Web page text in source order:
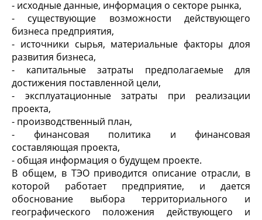
- исходные данные, информация о секторе рынка,
- существующие возможности действующего
бизнеса предприятия,
- источники сырья, материальные факторы длоя
развития бизнеса,
- капитальные затраты предполагаемые для
достижения поставленной цели,
- эксплуатационные затраты при реализации
проекта,
- производственный план,
- финансовая политика и финансовая
составляющая проекта,
- общая информация о будущем проекте.
В общем, в ТЭО приводится описание отрасли, в
которой работает предприятие, и дается
обоснование выбора территориального и
географического положения действующего и